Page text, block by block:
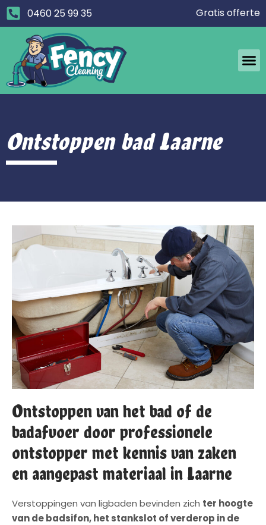
0460 25 99 35 Gratis offerte
Ontstoppen bad Laarne
Ontstoppen van het bad of de
badafvoer door professionele
ontstopper met kennis van zaken
en aangepast materiaal in Laarne
Verstoppingen van ligbaden bevinden zich ter hoogte
van de badsifon, het stankslot of verderop in de